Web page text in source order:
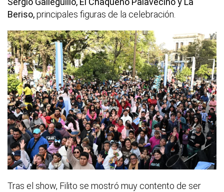
Beriso,principales figuras de la celebración.
Tras el show, Filito se mostró muy contento de ser